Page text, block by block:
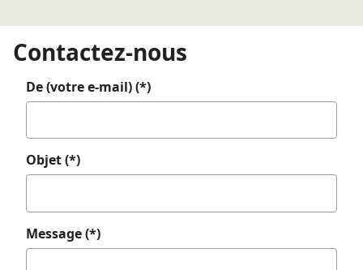
Contactez-nous
De (votre e-mail) (*)
Objet (*)
Message (*)